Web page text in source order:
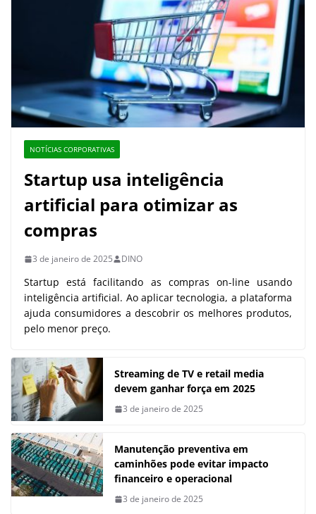
NOTÍCIAS CORPORATIVAS
Startup usa inteligência
artificial para otimizar as
compras
3 de janeiro de 2025 DINO
Startup está facilitando as compras on-line usando
inteligência artificial. Ao aplicar tecnologia, a plataforma
ajuda consumidores a descobrir os melhores produtos,
pelo menor preço.
Streaming de TV e retail media
devem ganhar força em 2025
3 de janeiro de 2025
Manutenção preventiva em
caminhões pode evitar impacto
financeiro e operacional
3 de janeiro de 2025